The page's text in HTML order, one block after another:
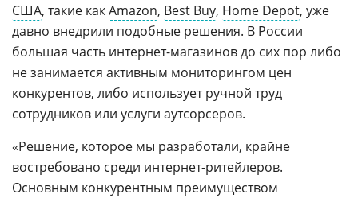
США, такие какAmazon, Best Buy, Home Depot, уже
давно внедрили подобные решения. В России
большая часть интернет-магазинов до сих пор либо
не занимается активным мониторингом цен
конкурентов, либо использует ручной труд
сотрудников или услуги аутсорсеров.
«Решение, которое мы разработали, крайне
востребовано среди интернет-ритейлеров.
Основным конкурентным преимуществом